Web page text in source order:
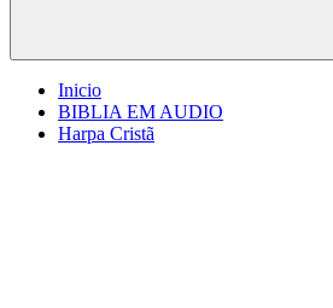
Inicio
BIBLIA EM AUDIO
Harpa Cristã